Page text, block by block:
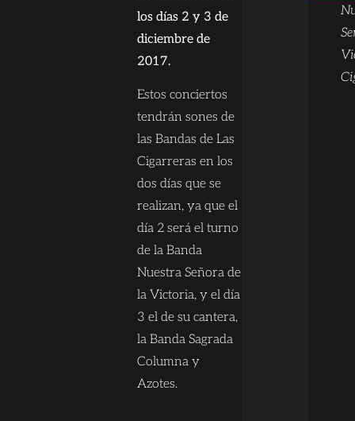
los días 2 y 3 de
diciembre de
2017.
Estos conciertos
tendrán sones de
las Bandas de Las
Cigarreras en los
dos días que se
realizan, ya que el
día 2 será el turno
de la Banda
Nuestra Señora de
la Victoria, y el día
3 el de su cantera,
la Banda Sagrada
Columna y
Azotes.